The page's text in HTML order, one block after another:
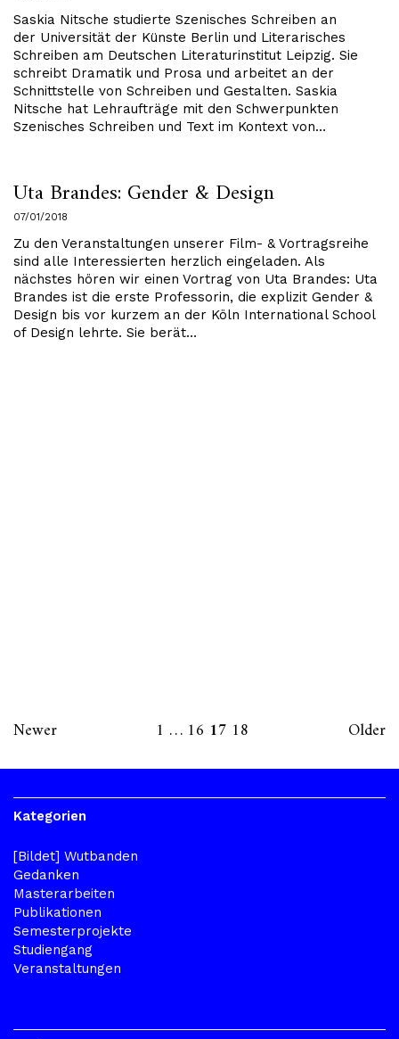
Saskia Nitsche studierte Szenisches Schreiben an
der Universität der Künste Berlin und Literarisches
Schreiben am Deutschen Literaturinstitut Leipzig. Sie
schreibt Dramatik und Prosa und arbeitet an der
Schnittstelle von Schreiben und Gestalten. Saskia
Nitsche hat Lehraufträge mit den Schwerpunkten
Szenisches Schreiben und Text im Kontext von…
Uta Brandes: Gender & Design
07/01/2018
Zu den Veranstaltungen unserer Film- & Vortragsreihe
sind alle Interessierten herzlich eingeladen. Als
nächstes hören wir einen Vortrag von Uta Brandes: Uta
Brandes ist die erste Professorin, die explizit Gender &
Design bis vor kurzem an der Köln International School
of Design lehrte. Sie berät…
Newer 1 … 16 17 18 Older
Kategorien
[Bildet] Wutbanden
Gedanken
Masterarbeiten
Publikationen
Semesterprojekte
Studiengang
Veranstaltungen